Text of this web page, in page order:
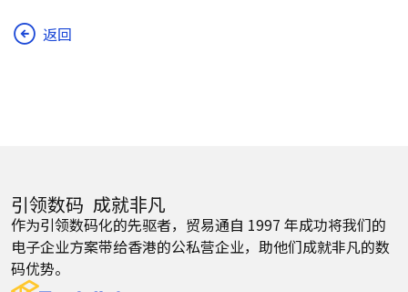
返回
引领数码 成就非凡
作为引领数码化的先驱者，贸易通自 1997 年成功将我们的
电子企业方案带给香港的公私营企业，助他们成就非凡的数
码优势。